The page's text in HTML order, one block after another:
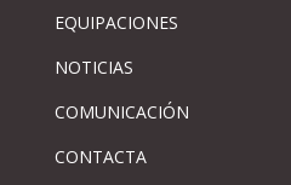
EQUIPACIONES
NOTICIAS
COMUNICACIÓN
CONTACTA